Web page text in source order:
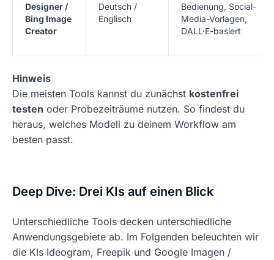
Designer /
Bing Image
Creator
Deutsch /
Englisch
Bedienung, Social-
Media-Vorlagen,
DALL·E-basiert
Hinweis
Die meisten Tools kannst du zunächst kostenfrei
testen oder Probezeiträume nutzen. So findest du
heraus, welches Modell zu deinem Workflow am
besten passt.
Deep Dive: Drei KIs auf einen Blick
Unterschiedliche Tools decken unterschiedliche
Anwendungsgebiete ab. Im Folgenden beleuchten wir
die KIs Ideogram, Freepik und Google Imagen /